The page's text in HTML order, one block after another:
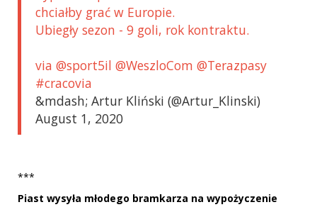
chciałby grać w Europie.
Ubiegły sezon - 9 goli, rok kontraktu.
via @sport5il @WeszloCom @Terazpasy
#cracovia
&mdash; Artur Kliński (@Artur_Klinski)
August 1, 2020
***
Piast wysyła młodego bramkarza na wypożyczenie